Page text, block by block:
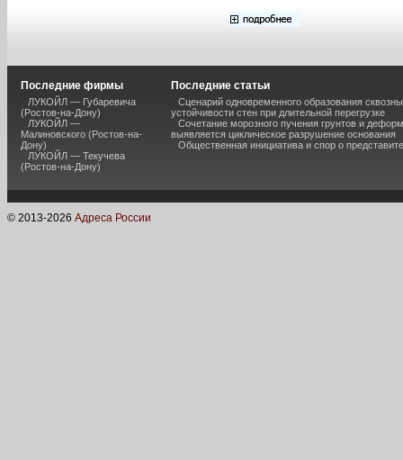
Последние фирмы
ЛУКОЙЛ — Губаревича
(Ростов-на-Дону)
ЛУКОЙЛ —
Малиновского (Ростов-на-
Дону)
ЛУКОЙЛ — Текучева
(Ростов-на-Дону)
Последние статьи
Сценарий одновременного образования
устойчивости стен при длительной перегрузке
Сочетание морозного пучения грунтов и
выявляется циклическое разрушение основания
Общественная инициатива и спор о
© 2013-2026 Адреса России